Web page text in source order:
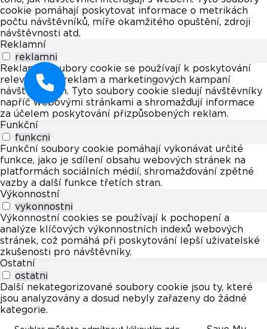
cookie pomáhají poskytovat informace o metrikách
počtu návštěvníků, míře okamžitého opuštění, zdroji
návštěvnosti atd.
Reklamní
reklamni
Reklamní soubory cookie se používají k poskytování
relevantních reklam a marketingových kampaní
návštěvníkům. Tyto soubory cookie sledují návštěvníky
napříč webovými stránkami a shromažďují informace
za účelem poskytování přizpůsobených reklam.
Funkční
funkcni
Funkční soubory cookie pomáhají vykonávat určité
funkce, jako je sdílení obsahu webových stránek na
platformách sociálních médií, shromažďování zpětné
vazby a další funkce třetích stran.
Výkonnostní
vykonnostni
Výkonnostní cookies se používají k pochopení a
analýze klíčových výkonnostních indexů webových
stránek, což pomáhá při poskytování lepší uživatelské
zkušenosti pro návštěvníky.
Ostatní
ostatni
Další nekategorizované soubory cookie jsou ty, které
jsou analyzovány a dosud nebyly zařazeny do žádné
kategorie.